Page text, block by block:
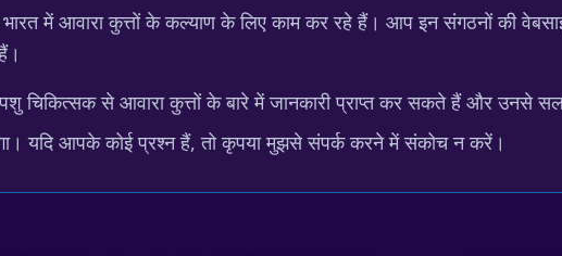
में आवारा कुत्तों के कल्याण के लिए काम कर रहे हैं। आप इन संगठनों की
चिकित्सक से आवारा कुत्तों के बारे में जानकारी प्राप्त कर सकते हैं और उनसे
यदि आपके कोई प्रश्न हैं, तो कृपया मुझसे संपर्क करने में संकोच न करें।